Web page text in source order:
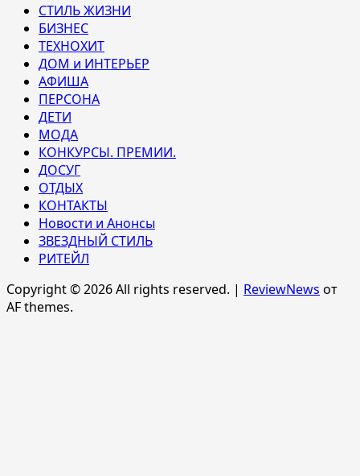
СТИЛЬ ЖИЗНИ
БИЗНЕС
ТЕХНОХИТ
ДОМ и ИНТЕРЬЕР
АФИША
ПЕРСОНА
ДЕТИ
МОДА
КОНКУРСЫ. ПРЕМИИ.
ДОСУГ
ОТДЫХ
КОНТАКТЫ
Новости и Анонсы
ЗВЕЗДНЫЙ СТИЛЬ
РИТЕЙЛ
Copyright © 2026 All rights reserved. | ReviewNews от
AF themes.